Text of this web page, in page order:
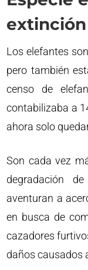
extinción
Los elefantes
pero también
censo de
contabilizaba a
ahora solo
Son cada vez
degradación
aventuran a
en busca de
cazadores
daños causados